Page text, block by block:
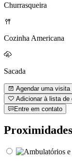
Churrasqueira
Cozinha Americana
Sacada
Agendar uma visita
Adicionar à lista de
Entre em contato
Proximidades